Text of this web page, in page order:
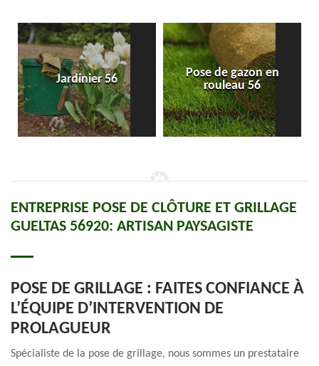
Jardinier 56
Pose de gazon en
rouleau 56
ENTREPRISE POSE DE CLÔTURE ET GRILLAGE
GUELTAS 56920: ARTISAN PAYSAGISTE
POSE DE GRILLAGE : FAITES CONFIANCE À
L’ÉQUIPE D’INTERVENTION DE
PROLAGUEUR
Spécialiste de la pose de grillage, nous sommes un prestataire